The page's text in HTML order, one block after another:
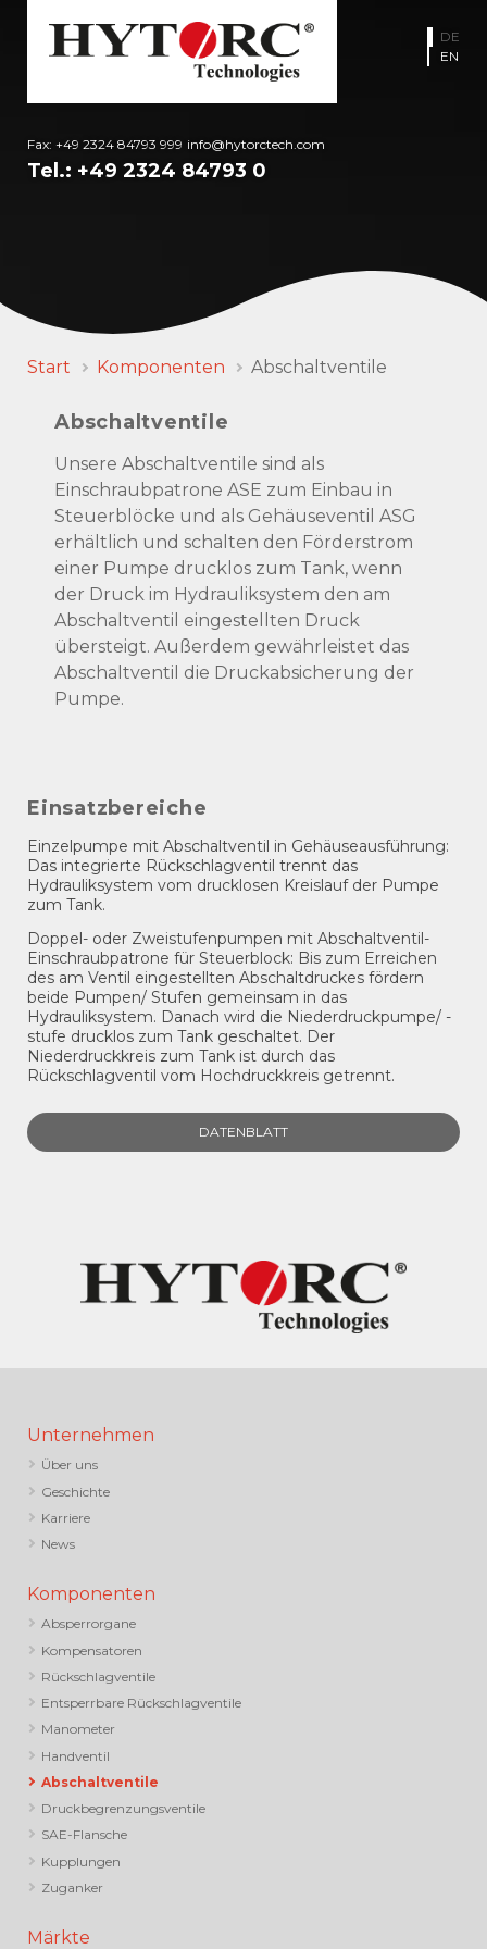
Fax: +49 2324 84793 999 info@hytorctech.com
Tel.: +49 2324 84793 0
DE
EN
Start Komponenten Abschaltventile
Abschaltventile
Unsere Abschaltventile sind als
Einschraubpatrone ASE zum Einbau in
Steuerblöcke und als Gehäuseventil ASG
erhältlich und schalten den Förderstrom
einer Pumpe drucklos zum Tank, wenn
der Druck im Hydrauliksystem den am
Abschaltventil eingestellten Druck
übersteigt. Außerdem gewährleistet das
Abschaltventil die Druckabsicherung der
Pumpe.
Einsatzbereiche
Einzelpumpe mit Abschaltventil in Gehäuseausführung:
Das integrierte Rückschlagventil trennt das
Hydrauliksystem vom drucklosen Kreislauf der Pumpe
zum Tank.
Doppel- oder Zweistufenpumpen mit Abschaltventil-
Einschraubpatrone für Steuerblock: Bis zum Erreichen
des am Ventil eingestellten Abschaltdruckes fördern
beide Pumpen/ Stufen gemeinsam in das
Hydrauliksystem. Danach wird die Niederdruckpumpe/ -
stufe drucklos zum Tank geschaltet. Der
Niederdruckkreis zum Tank ist durch das
Rückschlagventil vom Hochdruckkreis getrennt.
DATENBLATT
Unternehmen
Über uns
Geschichte
Karriere
News
Komponenten
Absperrorgane
Kompensatoren
Rückschlagventile
Entsperrbare Rückschlagventile
Manometer
Handventil
Abschaltventile
Druckbegrenzungsventile
SAE-Flansche
Kupplungen
Zuganker
Märkte